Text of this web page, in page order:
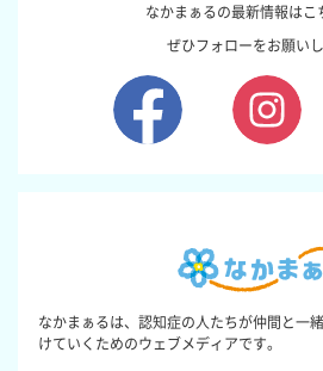
なかまぁるの最新情報はこ
ぜひフォローをお願いし
なかまぁるは、認知症の人たちが仲間と一
けていくためのウェブメディアです。